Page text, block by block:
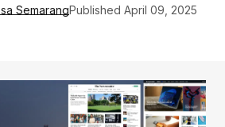
SemarangPublished April 09, 2025